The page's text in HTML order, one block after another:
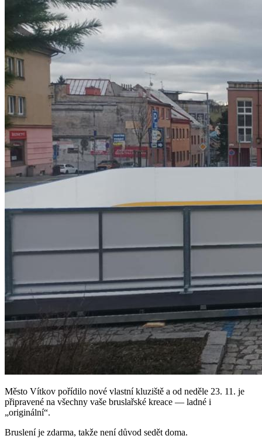
Město Vítkov pořídilo nové vlastní kluziště a od neděle 23. 11. je
připravené na všechny vaše bruslařské kreace — ladné i
„originální“.
Bruslení je zdarma, takže není důvod sedět doma.